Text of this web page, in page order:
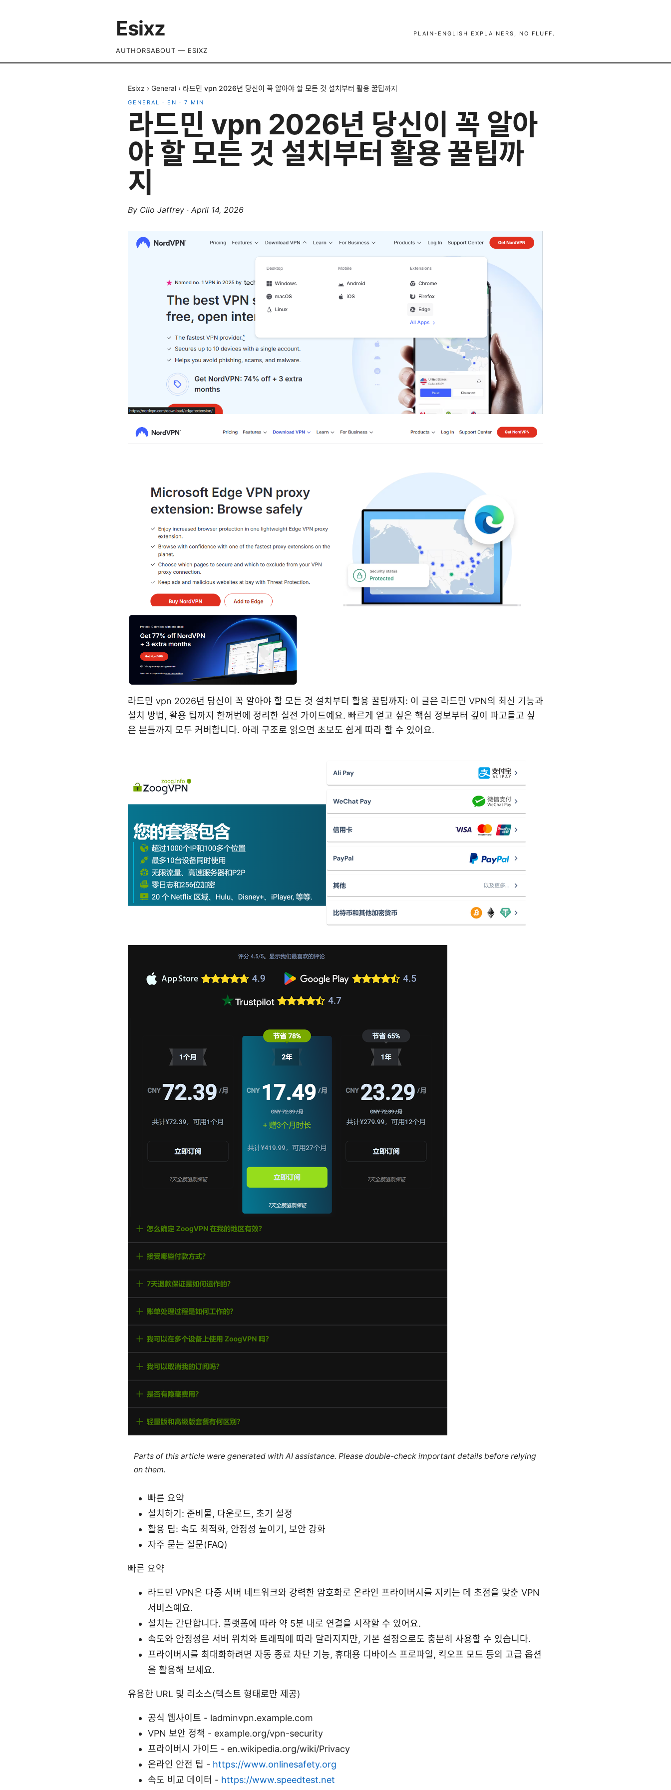
Esixz PLAIN-ENGLISH EXPLAINERS, NO FLUFF.
AUTHORSABOUT — ESIXZ
Esixz › General › 라드민 vpn 2026년 당신이 꼭 알아야 할 모든 것 설치부터 활용 꿀팁까지
GENERAL · EN · 7 MIN
라드민 vpn 2026년 당신이 꼭 알아
야 할 모든 것 설치부터 활용 꿀팁까
지
By Clio Jaffrey · April 14, 2026
라드민 vpn 2026년 당신이 꼭 알아야 할 모든 것 설치부터 활용 꿀팁까지: 이 글은 라드민 VPN의 최신 기능과
설치 방법, 활용 팁까지 한꺼번에 정리한 실전 가이드예요. 빠르게 얻고 싶은 핵심 정보부터 깊이 파고들고 싶
은 분들까지 모두 커버합니다. 아래 구조로 읽으면 초보도 쉽게 따라 할 수 있어요.
Parts of this article were generated with AI assistance. Please double-check important details before relying
on them.
빠른 요약
설치하기: 준비물, 다운로드, 초기 설정
활용 팁: 속도 최적화, 안정성 높이기, 보안 강화
자주 묻는 질문(FAQ)
빠른 요약
라드민 VPN은 다중 서버 네트워크와 강력한 암호화로 온라인 프라이버시를 지키는 데 초점을 맞춘 VPN
서비스예요.
설치는 간단합니다. 플랫폼에 따라 약 5분 내로 연결을 시작할 수 있어요.
속도와 안정성은 서버 위치와 트래픽에 따라 달라지지만, 기본 설정으로도 충분히 사용할 수 있습니다.
프라이버시를 최대화하려면 자동 종료 차단 기능, 휴대용 디바이스 프로파일, 킥오프 모드 등의 고급 옵션
을 활용해 보세요.
유용한 URL 및 리소스(텍스트 형태로만 제공)
공식 웹사이트 - ladminvpn.example.com
VPN 보안 정책 - example.org/vpn-security
프라이버시 가이드 - en.wikipedia.org/wiki/Privacy
온라인 안전 팁 - https://www.onlinesafety.org
속도 비교 데이터 - https://www.speedtest.net